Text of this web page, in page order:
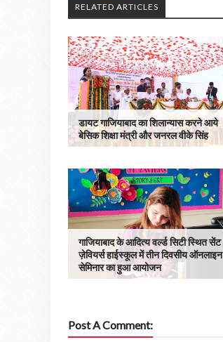
RELATED ARTICLES
डायट गाजियाबाद का शिलान्यास करने आये
बेसिक शिक्षा मंत्री और जनरल वीके सिंह
गाजियाबाद के आदित्य वर्ल्ड सिटी स्थित सेंट
ज़ेवियर्स हाईस्कूल में तीन दिवसीय ऑनलाइन
सेमिनार का हुआ आयोजन
Post A Comment: